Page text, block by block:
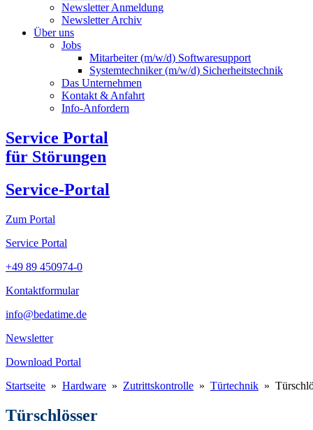
Newsletter Anmeldung
Newsletter Archiv​
Über uns
Jobs
Mitarbeiter (m/w/d) Softwaresupport
Systemtechniker (m/w/d) Sicherheitstechnik
Das Unternehmen
Kontakt & Anfahrt
Info-Anfordern
Service Portal
für Störungen
Service-Portal
Zum Portal
Service Portal
+49 89 450974-0
Kontaktformular
info@bedatime.de
Newsletter
Download Portal
Startseite » Hardware » Zutrittskontrolle » Türtechnik »
Türschlösser